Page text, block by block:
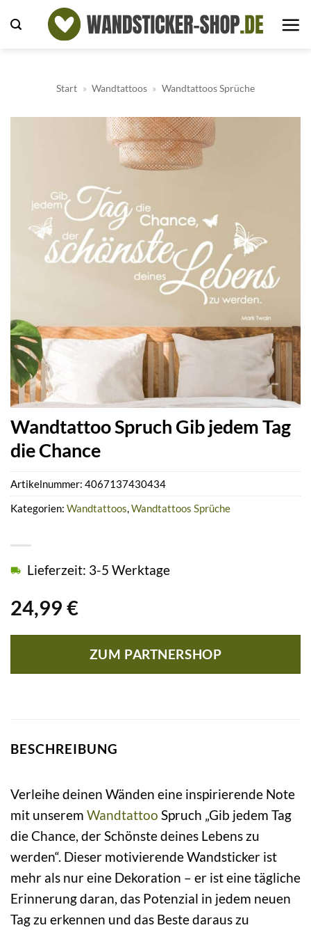
Inhalt
Start » Wandtattoos » Wandtattoos Sprüche
Wandtattoo Spruch Gib jedem Tag
die Chance
24,99 €
Lieferzeit: 3-5 Werktage
ZUM PARTNERSHOP
Artikelnummer: 4067137430434
Kategorien: Wandtattoos,Wandtattoos Sprüche
BESCHREIBUNG
Verleihe deinen Wänden eine inspirierende Note
mit unserem Wandtattoo Spruch „Gib jedem Tag
die Chance, der Schönste deines Lebens zu
werden“. Dieser motivierende Wandsticker ist
mehr als nur eine Dekoration – er ist eine tägliche
Erinnerung daran, das Potenzial in jedem neuen
Tag zu erkennen und das Beste daraus zu